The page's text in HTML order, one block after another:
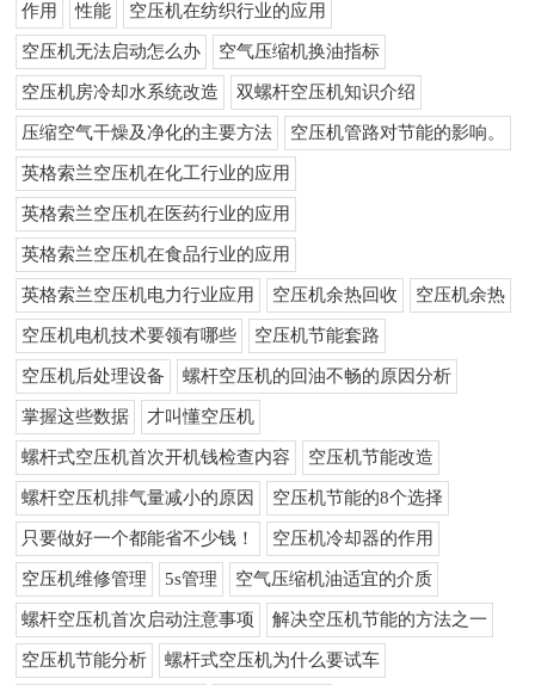
作用 性能 空压机在纺织行业的应用
空压机无法启动怎么办 空气压缩机换油指标
空压机房冷却水系统改造 双螺杆空压机知识介绍
压缩空气干燥及净化的主要方法 空压机管路对节能的影响。
英格索兰空压机在化工行业的应用
英格索兰空压机在医药行业的应用
英格索兰空压机在食品行业的应用
英格索兰空压机电力行业应用 空压机余热回收 空压机余热
空压机电机技术要领有哪些 空压机节能套路
空压机后处理设备 螺杆空压机的回油不畅的原因分析
掌握这些数据 才叫懂空压机
螺杆式空压机首次开机钱检查内容 空压机节能改造
螺杆空压机排气量减小的原因 空压机节能的8个选择
只要做好一个都能省不少钱！ 空压机冷却器的作用
空压机维修管理 5s管理 空气压缩机油适宜的介质
螺杆空压机首次启动注意事项 解决空压机节能的方法之一
空压机节能分析 螺杆式空压机为什么要试车